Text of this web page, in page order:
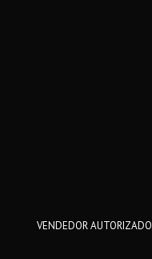
VENDEDOR AUTORIZADO